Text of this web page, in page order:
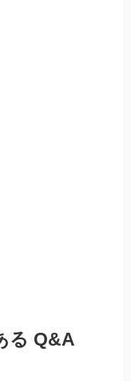
る Q&A